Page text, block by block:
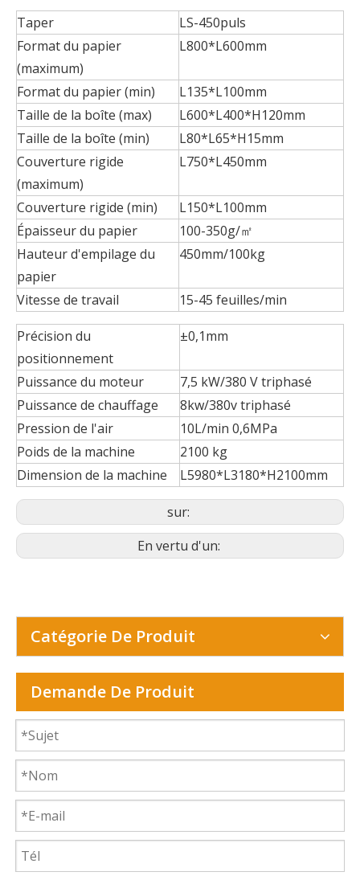
Taper
LS-450puls
Format du papier
(maximum)
L800*L600mm
Format du papier (min)
L135*L100mm
Taille de la boîte (max)
L600*L400*H120mm
Taille de la boîte (min)
L80*L65*H15mm
Couverture rigide
(maximum)
L750*L450mm
Couverture rigide (min)
L150*L100mm
Épaisseur du papier
100-350g/㎡
Hauteur d'empilage du
papier
450mm/100kg
Vitesse de travail 15-45 feuilles/min
Précision du
positionnement
±0,1mm
Puissance du moteur
7,5 kW/380 V triphasé
Puissance de chauffage
8kw/380v triphasé
Pression de l'air
10L/min 0,6MPa
Poids de la machine
2100 kg
Dimension de la machine
L5980*L3180*H2100mm
sur:
En vertu d'un:
Catégorie De Produit
Demande De Produit